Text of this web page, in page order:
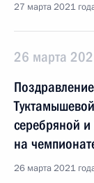
27 марта 2021
26 марта
серебряной
на
26 марта 2021